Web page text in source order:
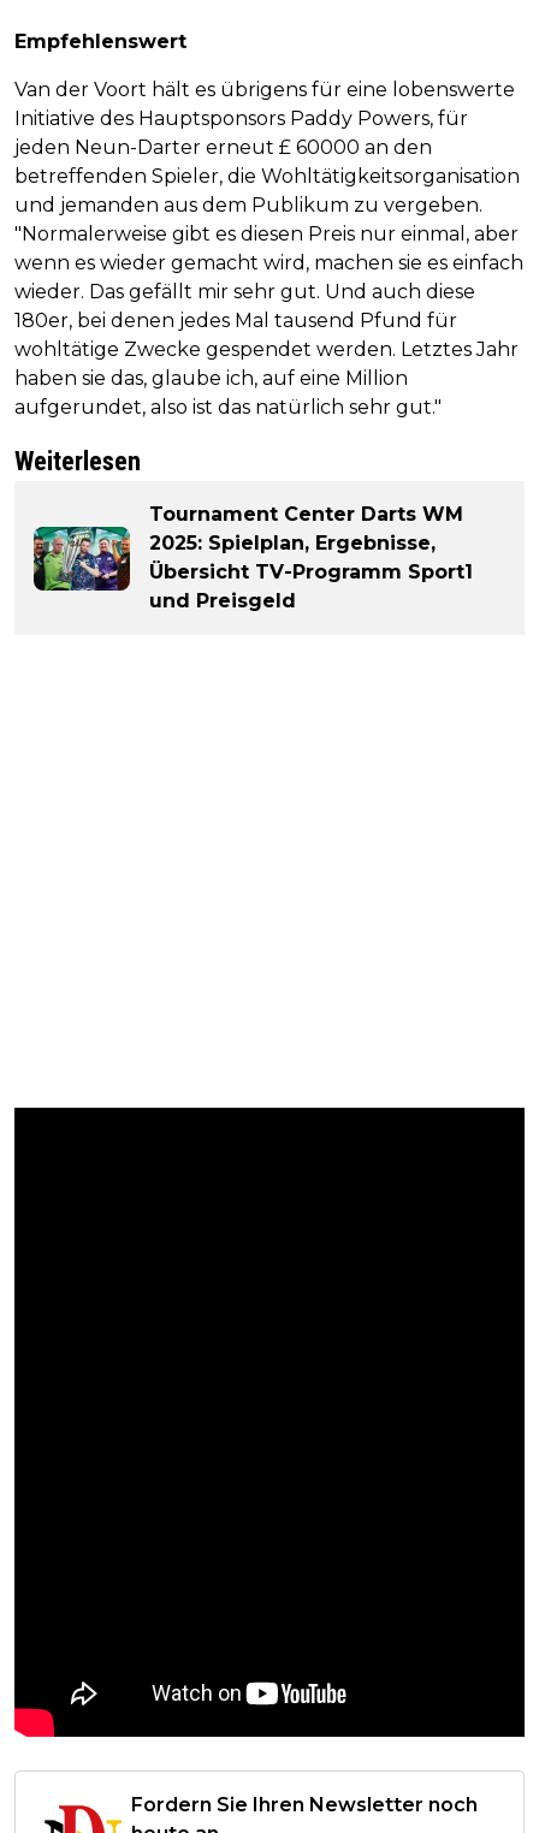
Empfehlenswert
Van der Voort hält es übrigens für eine lobenswerte
Initiative des Hauptsponsors Paddy Powers, für
jeden Neun-Darter erneut £ 60000 an den
betreffenden Spieler, die Wohltätigkeitsorganisation
und jemanden aus dem Publikum zu vergeben.
"Normalerweise gibt es diesen Preis nur einmal, aber
wenn es wieder gemacht wird, machen sie es einfach
wieder. Das gefällt mir sehr gut. Und auch diese
180er, bei denen jedes Mal tausend Pfund für
wohltätige Zwecke gespendet werden. Letztes Jahr
haben sie das, glaube ich, auf eine Million
aufgerundet, also ist das natürlich sehr gut."
Weiterlesen
Tournament Center Darts WM
2025: Spielplan, Ergebnisse,
Übersicht TV-Programm Sport1
und Preisgeld
Fordern Sie Ihren Newsletter noch